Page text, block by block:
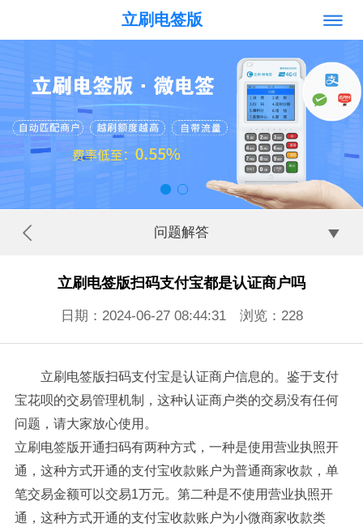
立刷电签版
问题解答
立刷电签版扫码支付宝都是认证商户吗
日期：2024-06-27 08:44:31 浏览： 228
立刷电签版扫码支付宝是认证商户信息的。鉴于支付
宝花呗的交易管理机制，这种认证商户类的交易没有任何
问题，请大家放心使用。
立刷电签版开通扫码有两种方式，一种是使用营业执照开
通，这种方式开通的支付宝收款账户为普通商家收款，单
笔交易金额可以交易1万元。第二种是不使用营业执照开
通，这种方式开通的支付宝收款账户为小微商家收款类